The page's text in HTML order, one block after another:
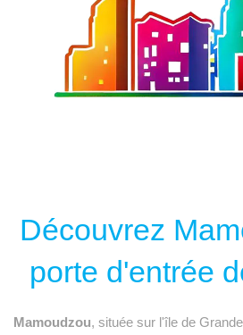
Découvrez
porte d'entrée
Mamoudzou, située sur l'île de